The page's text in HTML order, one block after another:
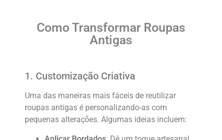
Como Transformar Roupas
Antigas
1. Customização Criativa
Uma das maneiras mais fáceis de reutilizar
roupas antigas é personalizando-as com
pequenas alterações. Algumas ideias incluem: